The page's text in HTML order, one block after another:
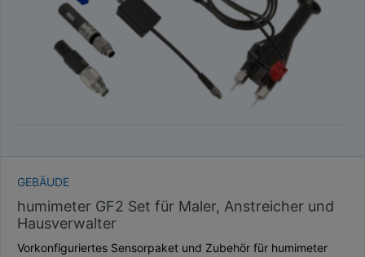
GEBÄUDE
humimeter GF2 Set für Maler, Anstreicher und
Hausverwalter
Vorkonfiguriertes Sensorpaket und Zubehör für humimeter